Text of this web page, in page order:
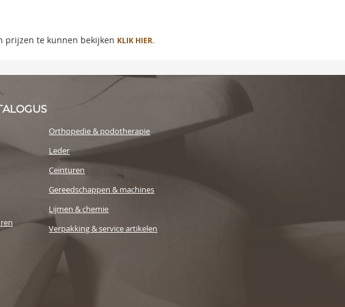
prijzen te kunnen bekijken KLIK HIER.
Orthopedie & podotherapie
Leder
Ceinturen
Gereedschappen & machines
Lijmen & chemie
Verpakking & service artikelen